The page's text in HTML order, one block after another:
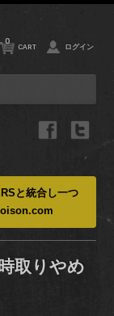
CART
0
ログイン
と統合し一つ
取りやめ